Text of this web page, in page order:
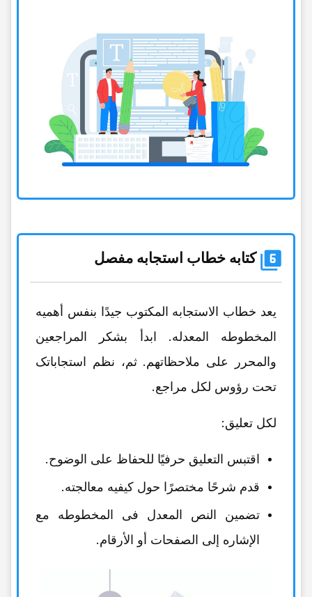
کتابه خطاب استجابه مفصل
یعد خطاب الاستجابه المکتوب جیدًا بنفس أهمیه
المخطوطه المعدله. ابدأ بشکر المراجعین
والمحرر على ملاحظاتهم. ثم، نظم استجاباتک
تحت رؤوس لکل مراجع.
لکل تعلیق:
اقتبس التعلیق حرفیًا للحفاظ على الوضوح.
قدم شرحًا مختصرًا حول کیفیه معالجته.
تضمین النص المعدل فی المخطوطه مع
الإشاره إلى الصفحات أو الأرقام.